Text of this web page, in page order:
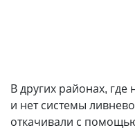
В других районах,
и нет системы
откачивали с